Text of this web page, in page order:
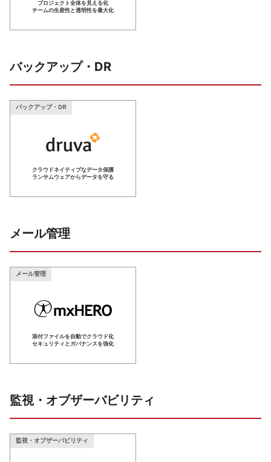
プロジェクト全体を見える化
チームの生産性と透明性を最大化
バックアップ・DR
バックアップ・DR
クラウドネイティブなデータ保護
ランサムウェアからデータを守る
メール管理
メール管理
添付ファイルを自動でクラウド化
セキュリティとガバナンスを強化
監視・オブザーバビリティ
監視・オブザーバビリティ